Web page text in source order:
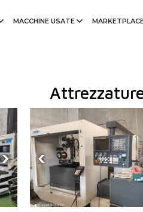
MACCHINE USATE
› ‹